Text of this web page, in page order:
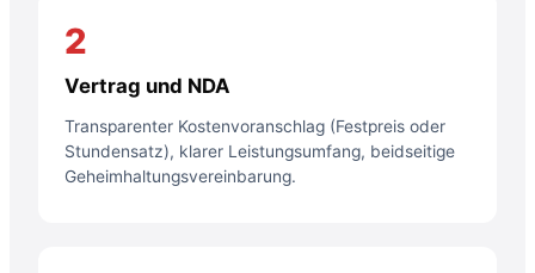
2
Vertrag und NDA
Transparenter Kostenvoranschlag (Festpreis oder
Stundensatz), klarer Leistungsumfang, beidseitige
Geheimhaltungsvereinbarung.